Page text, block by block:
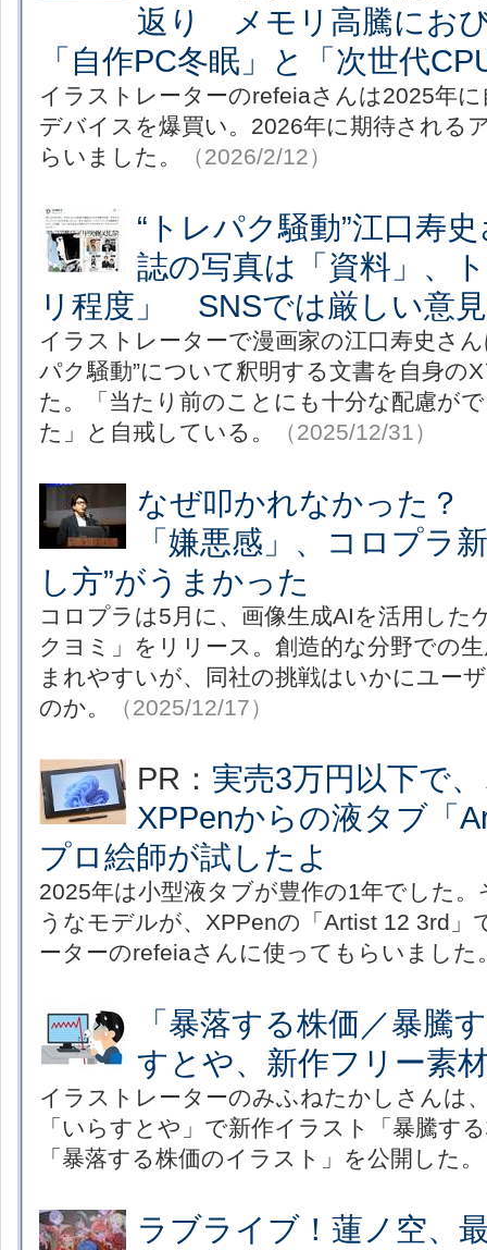
返り メモリ高騰にお
「自作PC冬眠」と「次世代
イラストレーターのrefeiaさんは2025年
デバイスを爆買い。2026年に期待される
らいました。
（2026/2/12）
“トレパク騒動”江口寿
誌の写真は「資料」、
リ程度」 SNSでは厳しい意
イラストレーターで漫画家の江口寿史さ
パク騒動”について釈明する文書を自身の
た。「当たり前のことにも十分な配慮が
た」と自戒している。
（2025/12/31）
なぜ叩かれなかった？
「嫌悪感」、コロプラ
し方”がうまかった
コロプラは5月に、画像生成AIを活用した
クヨミ」をリリース。創造的な分野での
まれやすいが、同社の挑戦はいかにユー
のか。
（2025/12/17）
PR： 実売3万円以下で
XPPenからの液タブ「
プロ絵師が試したよ
2025年は小型液タブが豊作の1年でした
うなモデルが、XPPenの「Artist 12 3rd」
ーターのrefeiaさんに使ってもらいました
「暴落する株価／暴
すとや、新作フリー素
イラストレーターのみふねたかしさんは
「いらすとや」で新作イラスト「暴騰す
「暴落する株価のイラスト」を公開した。
ラブライブ！蓮ノ空、